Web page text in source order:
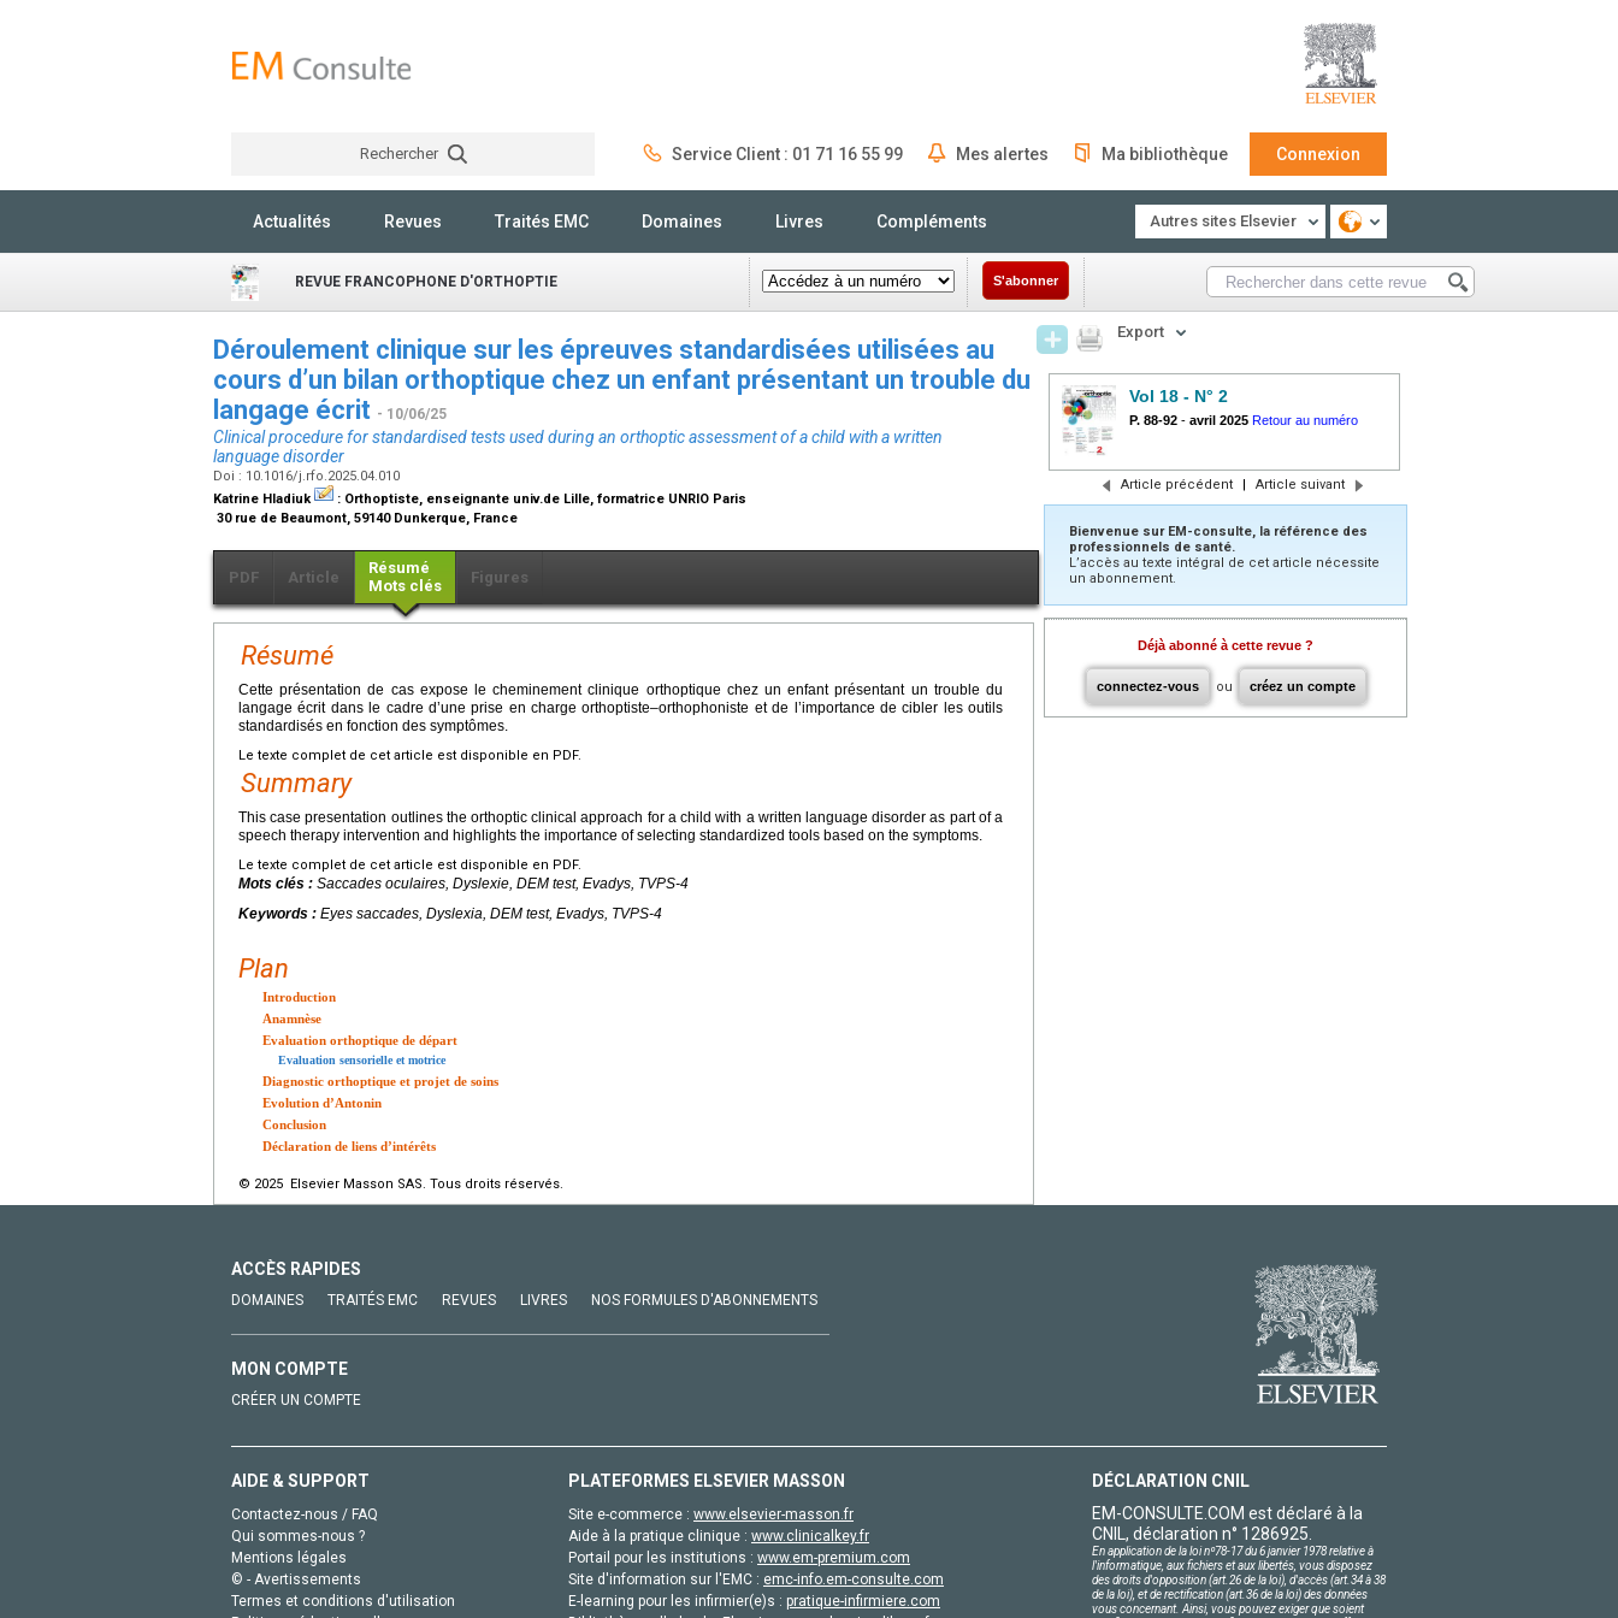
Rechercher Service Client : 01 71 16 55 99 Mes alertes Ma bibliothèque Connexion
Actualités Revues Traités EMC Domaines Livres Compléments Autres sites Elsevier
REVUE FRANCOPHONE D'ORTHOPTIE S'abonner
Déroulement clinique sur les épreuves standardisées utilisées au
cours d’un bilan orthoptique chez un enfant présentant un trouble du
langage écrit - 10/06/25
Clinical procedure for standardised tests used during an orthoptic assessment of a child with a written
language disorder
Doi : 10.1016/j.rfo.2025.04.010
Katrine Hladiuk
: Orthoptiste, enseignante univ.de Lille, formatrice UNRIO Paris
30 rue de Beaumont, 59140 Dunkerque, France
PDF Article
Résumé
Mots clés
Figures
Résumé
Cette présentation de cas expose le cheminement clinique orthoptique chez un enfant présentant un trouble du
langage écrit dans le cadre d’une prise en charge orthoptiste–orthophoniste et de l’importance de cibler les outils
standardisés en fonction des symptômes.
Le texte complet de cet article est disponible en PDF.
Summary
This case presentation outlines the orthoptic clinical approach for a child with a written language disorder as part of a
speech therapy intervention and highlights the importance of selecting standardized tools based on the symptoms.
Le texte complet de cet article est disponible en PDF.
Mots clés : Saccades oculaires, Dyslexie, DEM test, Evadys, TVPS-4
Keywords : Eyes saccades, Dyslexia, DEM test, Evadys, TVPS-4
Plan
Introduction
Anamnèse
Evaluation orthoptique de départ
Evaluation sensorielle et motrice
Diagnostic orthoptique et projet de soins
Evolution d’Antonin
Conclusion
Déclaration de liens d’intérêts
© 2025 Elsevier Masson SAS. Tous droits réservés.
Export
Vol 18 - N° 2
P. 88-92 - avril 2025 Retour au numéro
Article précédent | Article suivant
Bienvenue sur EM-consulte, la référence des
professionnels de santé.
L’accès au texte intégral de cet article nécessite
un abonnement.
Déjà abonné à cette revue ?
connectez-vous ou créez un compte
ACCÈS RAPIDES
DOMAINES TRAITÉS EMC REVUES LIVRES NOS FORMULES D'ABONNEMENTS
MON COMPTE
CRÉER UN COMPTE
AIDE & SUPPORT
Contactez-nous / FAQ
Qui sommes-nous ?
Mentions légales
© - Avertissements
Termes et conditions d'utilisation
PLATEFORMES ELSEVIER MASSON
Site e-commerce : www.elsevier-masson.fr
Aide à la pratique clinique : www.clinicalkey.fr
Portail pour les institutions : www.em-premium.com
Site d'information sur l'EMC : emc-info.em-consulte.com
E-learning pour les infirmier(e)s : pratique-infirmiere.com
DÉCLARATION CNIL
EM-CONSULTE.COM est déclaré à la
CNIL, déclaration n° 1286925.
En application de la loi nº78-17 du 6 janvier 1978 relative à
l'informatique, aux fichiers et aux libertés, vous disposez
des droits d'opposition (art.26 de la loi), d'accès (art.34 à 38
de la loi), et de rectification (art.36 de la loi) des données
vous concernant. Ainsi, vous pouvez exiger que soient